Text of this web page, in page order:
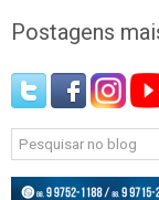
Postagens